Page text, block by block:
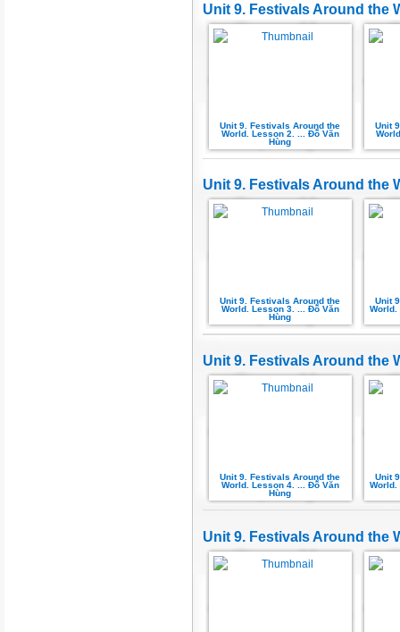
Unit 9. Festivals Around the
Unit 9. Festivals Around the
World. Lesson 2. ... Đỗ Văn
Hùng
Unit
Unit 9. Festivals Around the
Unit 9. Festivals Around the
World. Lesson 3. ... Đỗ Văn
Hùng
Unit
World.
Unit 9. Festivals Around the
Unit 9. Festivals Around the
World. Lesson 4. ... Đỗ Văn
Hùng
Unit
World.
Unit 9. Festivals Around the